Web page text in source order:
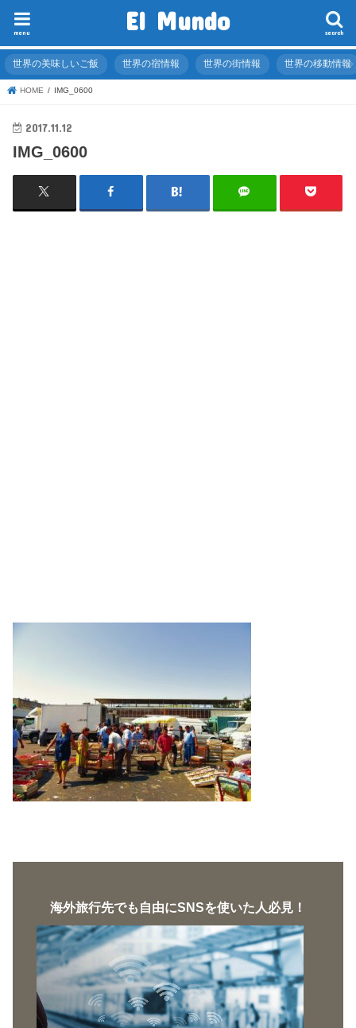
El Mundo search
menu
世界の美味しいご飯 世界の宿情報 世界の街情報 世界の移動情報
HOME IMG_0600
2017.11.12
IMG_0600
海外旅行先でも自由にSNSを使いた人必見！